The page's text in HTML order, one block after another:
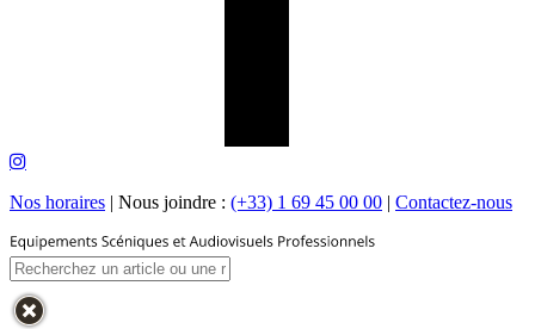
Nos horaires | Nous joindre : (+33) 1 69 45 00 00 | Contactez-nous